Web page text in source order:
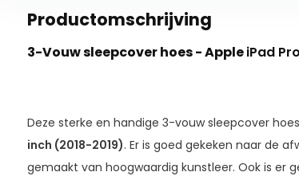
Productomschrijving
3-Vouw sleepcover hoes - AppleiPad
Deze sterke en handige 3-vouw sleepcover
inch (2018-2019). Er is goed gekeken naar de
gemaakt van hoogwaardig kunstleer. Ook is er